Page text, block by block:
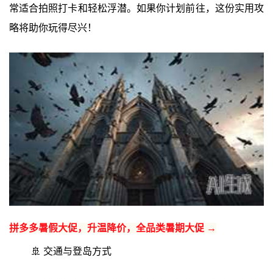
常适合拍照打卡和轻松浮潜。如果你计划前往，这份实用攻
略将助你玩得尽兴！
拼多多暑假大促，升温降价，全品类暑期大促 →
🚢 交通与登岛方式